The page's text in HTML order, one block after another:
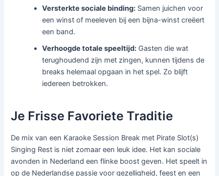
Versterkte sociale binding: Samen juichen voor
een winst of meeleven bij een bijna-winst creëert
een band.
Verhoogde totale speeltijd: Gasten die wat
terughoudend zijn met zingen, kunnen tijdens de
breaks helemaal opgaan in het spel. Zo blijft
iedereen betrokken.
Je Frisse Favoriete Traditie
De mix van een Karaoke Session Break met Pirate Slot(s)
Singing Rest is niet zomaar een leuk idee. Het kan sociale
avonden in Nederland een flinke boost geven. Het speelt in
op de Nederlandse passie voor gezelligheid, feest en een